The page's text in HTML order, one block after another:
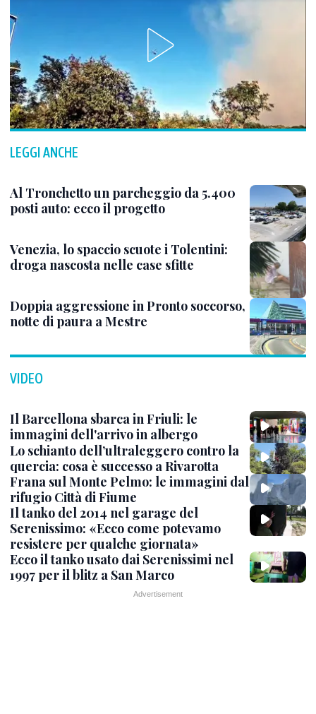
LEGGI ANCHE
Al Tronchetto un parcheggio da 5.400
posti auto: ecco il progetto
Venezia, lo spaccio scuote i Tolentini:
droga nascosta nelle case sfitte
Doppia aggressione in Pronto soccorso,
notte di paura a Mestre
VIDEO
Il Barcellona sbarca in Friuli: le
immagini dell'arrivo in albergo
Lo schianto dell’ultraleggero contro la
quercia: cosa è successo a Rivarotta
Frana sul Monte Pelmo: le immagini dal
rifugio Città di Fiume
Il tanko del 2014 nel garage del
Serenissimo: «Ecco come potevamo
resistere per qualche giornata»
Ecco il tanko usato dai Serenissimi nel
1997 per il blitz a San Marco